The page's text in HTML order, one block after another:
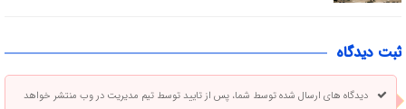
ثبت دیدگاه
دیدگاه های ارسال شده توسط شما، پس از تایید توسط تیم مدیریت در وب منتشر خواهد